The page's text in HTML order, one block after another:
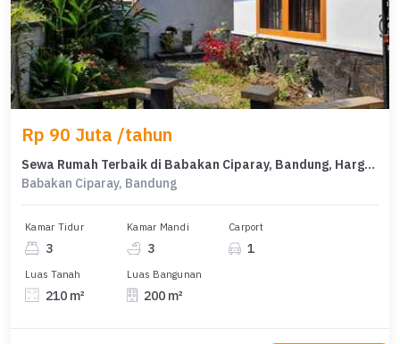
Rp 90 Juta /tahun
Sewa Rumah Terbaik di Babakan Ciparay, Bandung, Harga Terjangkau
Babakan Ciparay, Bandung
Kamar Tidur
3
Kamar Mandi
3
Carport
1
Luas Tanah
210 m²
Luas Bangunan
200 m²